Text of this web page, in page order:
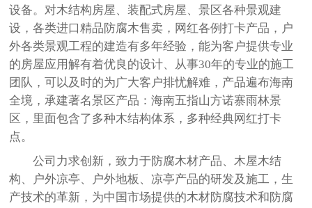
设备。对木结构房屋、装配式房屋、景区各种景观建
设，各类进口精品防腐木售卖，网红各例打卡产品，户
外各类景观工程的建造有多年经验，能为客户提供专业
的房屋应用解有着优良的设计、从事30年的专业的施工
团队，可以及时的为广大客户排忧解难，产品遍布海南
全境，承建著名景区产品：海南五指山方诺寨雨林景
区，里面包含了多种木结构体系，多种经典网红打卡
点。
公司力求创新，致力于防腐木材产品、木屋木结
构、户外凉亭、户外地板、凉亭产品的研发及施工，生
产技术的革新，为中国市场提供的木材防腐技术和防腐